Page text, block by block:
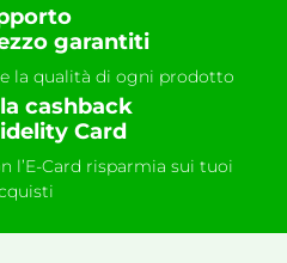
garantiti
la qualità di ogni prodotto
cashback
Card
l’E-Card risparmia sui tuoi